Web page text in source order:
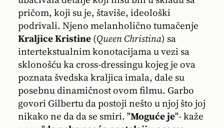
pričom, koji su je, štaviše, ideološki
podrivali. Njeno melanholično tumačenje
Kraljice Kristine(Queen Christina) sa
intertekstualnim konotacijama u vezi sa
sklonošću ka cross-dressingu kojeg je ova
poznata švedska kraljica imala, dale su
posebnu dinamičnost ovom filmu. Garbo
govori Gilbertu da postoji nešto u njoj što joj
nikako ne da da se smiri. "Moguće je"- kaže